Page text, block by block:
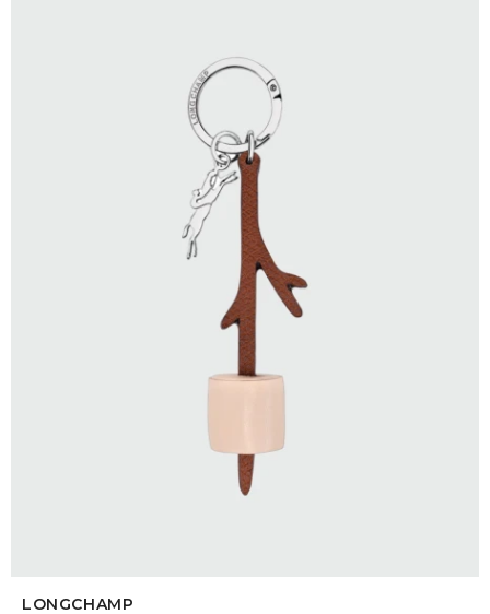
LONGCHAMP